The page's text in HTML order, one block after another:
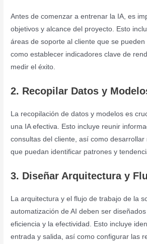
Antes de comenzar a entrenar la IA, es
objetivos y alcance del proyecto. Esto
áreas de soporte al cliente que se
como establecer indicadores clave de
medir el éxito.
2. Recopilar Datos y
La recopilación de datos y modelos es
una IA efectiva. Esto incluye reunir
consultas del cliente, así como desarrollar
que puedan identificar patrones y
3. Diseñar Arquitectura y
La arquitectura y el flujo de trabajo de la
automatización de AI deben ser
eficiencia y la efectividad. Esto incluye
entrada y salida, así como configurar las